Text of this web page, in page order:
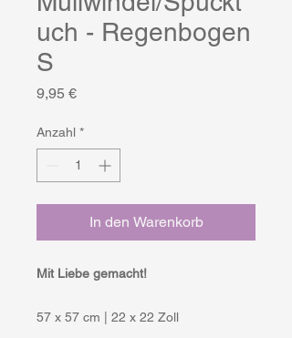
uch - Regenbogen
S
9,95 €Preis
Anzahl *
In den Warenkorb
Mit Liebe gemacht!
57 x 57 cm | 22 x 22 Zoll